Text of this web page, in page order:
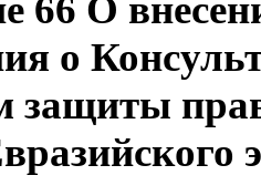
66 О
о
защиты